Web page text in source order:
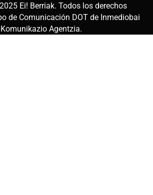
Ei! Berriak. Todos los derechos
de Comunicación DOT de Inmediobai
Komunikazio Agentzia.